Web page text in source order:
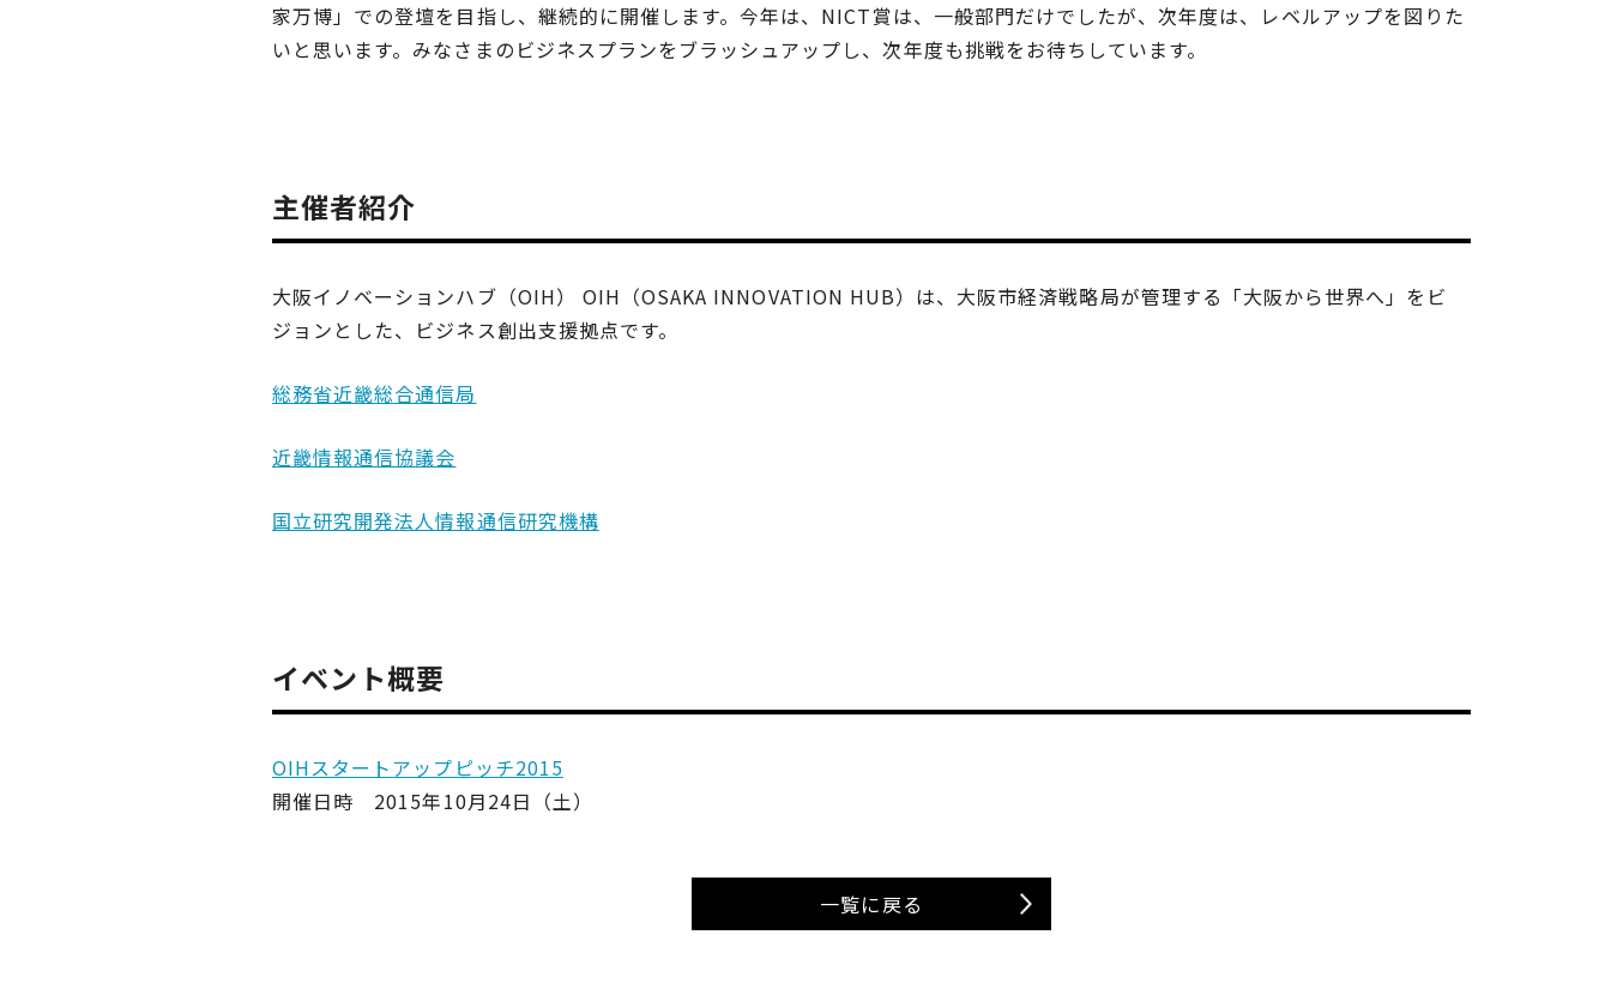
家万博」での登壇を目指し、継続的に開催します。今年は、NICT賞は、一般部門だけでしたが、次年度は、レベルアップを図りた
いと思います。みなさまのビジネスプランをブラッシュアップし、次年度も挑戦をお待ちしています。
主催者紹介
大阪イノベーションハブ（OIH） OIH（OSAKA INNOVATION HUB）は、大阪市経済戦略局が管理する「大阪から世界へ」をビ
ジョンとした、ビジネス創出支援拠点です。
総務省近畿総合通信局
近畿情報通信協議会
国立研究開発法人情報通信研究機構
イベント概要
OIHスタートアップピッチ2015
開催日時 2015年10月24日（土）
一覧に戻る